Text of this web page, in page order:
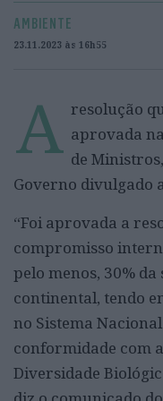
AMBIENTE
23.11.2023 às 16h55
A resolução
aprovada
de
Governo divulgado
“Foi aprovada a
compromisso
pelo menos, 30%
continental, tendo
no Sistema
conformidade com
Diversidade